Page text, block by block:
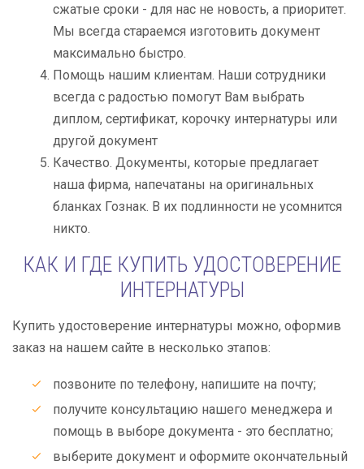
сжатые сроки - для нас не новость, а приоритет.
Мы всегда стараемся изготовить документ
максимально быстро.
Помощь нашим клиентам. Наши сотрудники
всегда с радостью помогут Вам выбрать
диплом, сертификат, корочку интернатуры или
другой документ
Качество. Документы, которые предлагает
наша фирма, напечатаны на оригинальных
бланках Гознак. В их подлинности не усомнится
никто.
КАК И ГДЕ КУПИТЬ УДОСТОВЕРЕНИЕ
ИНТЕРНАТУРЫ
Купить удостоверение интернатуры можно, оформив
заказ на нашем сайте в несколько этапов:
позвоните по телефону, напишите на почту;
получите консультацию нашего менеджера и
помощь в выборе документа - это бесплатно;
выберите документ и оформите окончательный